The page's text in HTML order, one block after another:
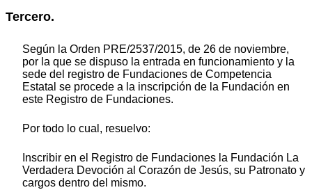
Tercero.
Según la Orden PRE/2537/2015, de 26 de noviembre,
por la que se dispuso la entrada en funcionamiento y la
sede del registro de Fundaciones de Competencia
Estatal se procede a la inscripción de la Fundación en
este Registro de Fundaciones.
Por todo lo cual, resuelvo:
Inscribir en el Registro de Fundaciones la Fundación La
Verdadera Devoción al Corazón de Jesús, su Patronato y
cargos dentro del mismo.